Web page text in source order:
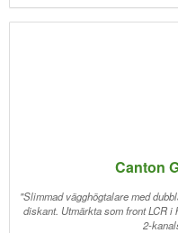
Canton
"Slimmad vägghögtalare med
diskant. Utmärkta som front LCR
2-